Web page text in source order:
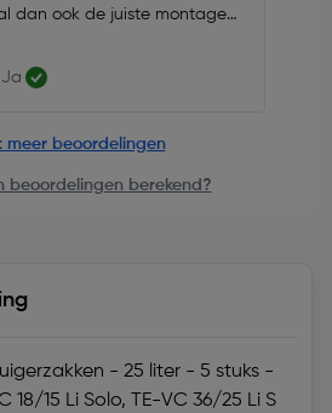
dan ook de juiste montage
meer beoordelingen
beoordelingen berekend?
- 25 liter - 5 stuks -
18/15 Li Solo, TE-VC 36/25 Li S